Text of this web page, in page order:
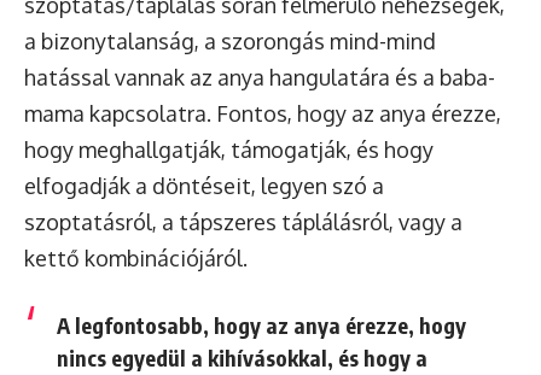
a bizonytalanság, a szorongás mind-mind
hatással vannak az anya hangulatára és a baba-
mama kapcsolatra. Fontos, hogy az anya érezze,
hogy meghallgatják, támogatják, és hogy
elfogadják a döntéseit, legyen szó a
szoptatásról, a tápszeres táplálásról, vagy a
kettő kombinációjáról.
A legfontosabb, hogy az anya érezze, hogy
nincs egyedül a kihívásokkal, és hogy a